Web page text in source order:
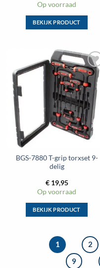
Op voorraad
BEKIJK PRODUCT
heeft
meerdere
variaties.
Deze
optie
kan
gekozen
worden
productpagina
Toevoegen
aan
wenslijst
BGS-7880 T-grip torxset 9-
delig
€19,95
Op voorraad
BEKIJK PRODUCT
heeft
meerdere
variaties.
1 2
9